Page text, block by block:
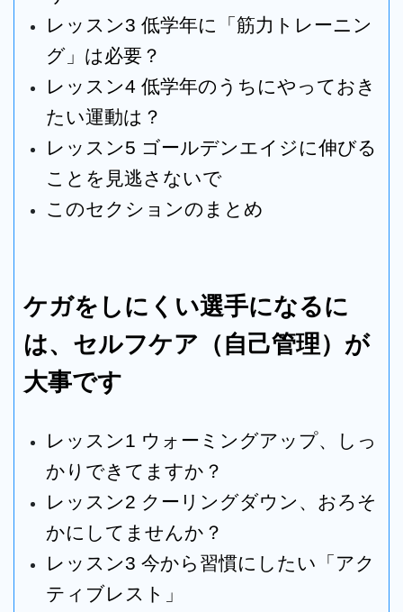
レッスン3 低学年に「筋力トレーニン
グ」は必要？
レッスン4 低学年のうちにやっておき
たい運動は？
レッスン5 ゴールデンエイジに伸びる
ことを見逃さないで
このセクションのまとめ
ケガをしにくい選手になるに
は、セルフケア（自己管理）が
大事です
レッスン1 ウォーミングアップ、しっ
かりできてますか？
レッスン2 クーリングダウン、おろそ
かにしてませんか？
レッスン3 今から習慣にしたい「アク
ティブレスト」